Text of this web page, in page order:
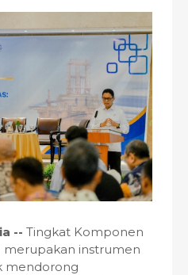
-- Tingkat Komponen
merupakan instrumen
mendorong